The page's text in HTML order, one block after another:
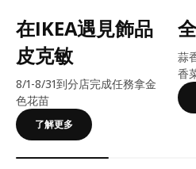
在IKEA遇見飾品
皮克敏
8/1-8/31到分店完成任務拿金
色花苗
了解更多
蒜
香